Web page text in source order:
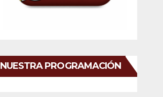
NUESTRA PROGRAMACIÓN